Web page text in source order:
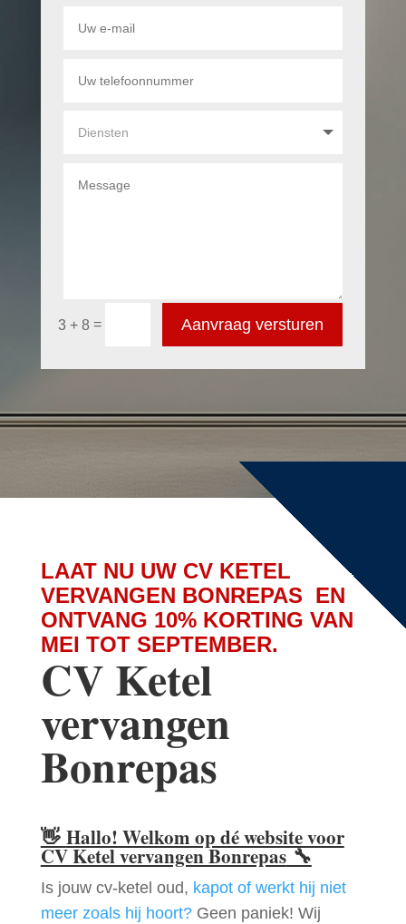
3 + 8 = Aanvraag versturen
LAAT NU UW CV KETEL
VERVANGEN BONREPAS EN
ONTVANG 10% KORTING VAN
MEI TOT SEPTEMBER.
CV Ketel
vervangen
Bonrepas
👋 Hallo! Welkom op dé website voor
CV Ketel vervangen Bonrepas🔧
Is jouw cv-ketel oud, kapot of werkt hij niet
meer zoals hij hoort?Geen paniek! Wij